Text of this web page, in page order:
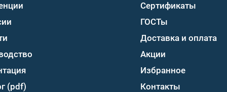
(pdf)
Сертификаты
ГОСТы
Доставка и оплата
Акции
Избранное
Контакты